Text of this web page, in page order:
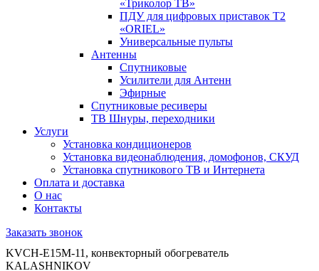
«Триколор ТВ»
ПДУ для цифровых приставок Т2
«ORIEL»
Универсальные пульты
Антенны
Спутниковые
Усилители для Антенн
Эфирные
Спутниковые ресиверы
ТВ Шнуры, переходники
Услуги
Установка кондиционеров
Установка видеонаблюдения, домофонов, СКУД
Установка спутникового ТВ и Интернета
Оплата и доставка
О нас
Контакты
Заказать звонок
KVCH-E15M-11, конвекторный обогреватель
KALASHNIKOV